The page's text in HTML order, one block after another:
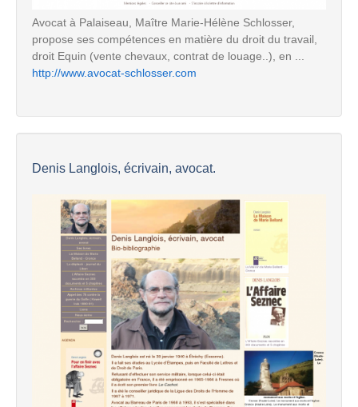
Avocat à Palaiseau, Maître Marie-Hélène Schlosser,
propose ses compétences en matière du droit du travail,
droit Equin (vente chevaux, contrat de louage..), en ...
http://www.avocat-schlosser.com
Denis Langlois, écrivain, avocat.